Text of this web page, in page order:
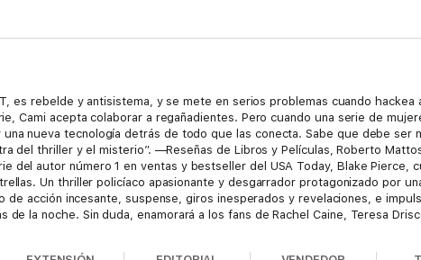
es rebelde y antisistema, y se mete en serios problemas cuando hackea
Cami acepta colaborar a regañadientes. Pero cuando una serie de
nueva tecnología detrás de todo que las conecta. Sabe que debe ser
del thriller y el misterio”. —Reseñas de Libros y Películas, Roberto
del autor número 1 en ventas y bestseller del USA Today, Blake Pierce,
Un thriller policíaco apasionante y desgarrador protagonizado por
acción incesante, suspense, giros inesperados y revelaciones, e
la noche. Sin duda, enamorará a los fans de Rachel Caine, Teresa